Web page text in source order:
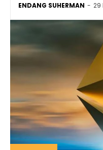
ENDANG SUHERMAN - 29